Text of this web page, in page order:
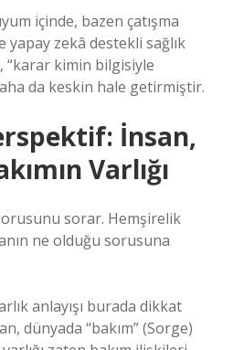
içinde, bazen çatışma
yapay zekâ destekli sağlık
kimin bilgisiyle
da keskin hale getirmiştir.
İnsan,
Varlığı
sorar. Hemşirelik
ne olduğu sorusuna
anlayışı burada dikkat
dünyada “bakım” (Sorge)